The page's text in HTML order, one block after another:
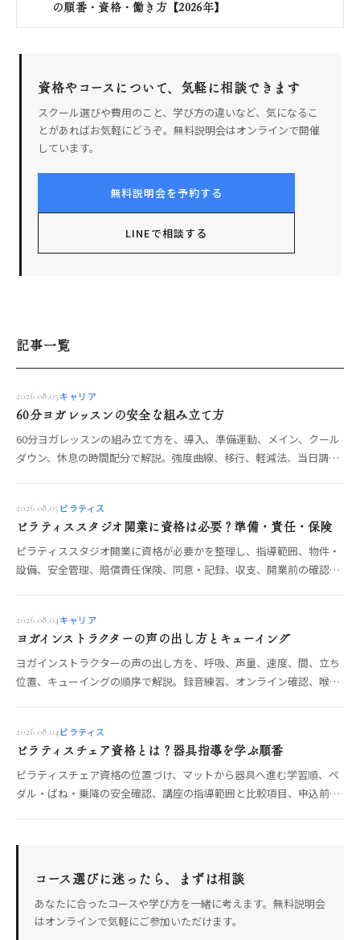
の順番・資格・働き方【2026年】
資格やコースについて、気軽に相談できます
スクール選びや費用のこと、学び方の違いなど、気になるこ
とがあればお気軽にどうぞ。無料説明会はオンラインで開催
しています。
無料説明会を予約する
LINEで相談する
記事一覧
2026.08.05 キャリア
60分ヨガレッスンの安全な組み立て方
60分ヨガレッスンの組み立て方を、導入、準備運動、メイン、クール
ダウン、休息の時間配分で解説。強度曲線、移行、軽減法、当日調
2026.08.05 ピラティス
ピラティススタジオ開業に資格は必要？準備・責任・保険
ピラティススタジオ開業に資格が必要かを整理し、指導範囲、物件・
設備、安全管理、賠償責任保険、同意・記録、収支、開業前の確認項
2026.08.04キャリア
ヨガインストラクターの声の出し方とキューイング
ヨガインストラクターの声の出し方を、呼吸、声量、速度、間、立ち
位置、キューイングの順序で解説。録音練習、オンライン確認、喉の
2026.08.04ピラティス
ピラティスチェア資格とは？器具指導を学ぶ順番
ピラティスチェア資格の位置づけ、マットから器具へ進む学習順、ペ
ダル・ばね・乗降の安全確認、講座の指導範囲と比較項目、申込前の
コース選びに迷ったら、まずは相談
あなたに合ったコースや学び方を一緒に考えます。無料説明会
はオンラインで気軽にご参加いただけます。